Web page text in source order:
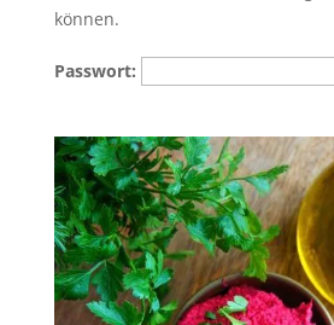
können.
Passwort: